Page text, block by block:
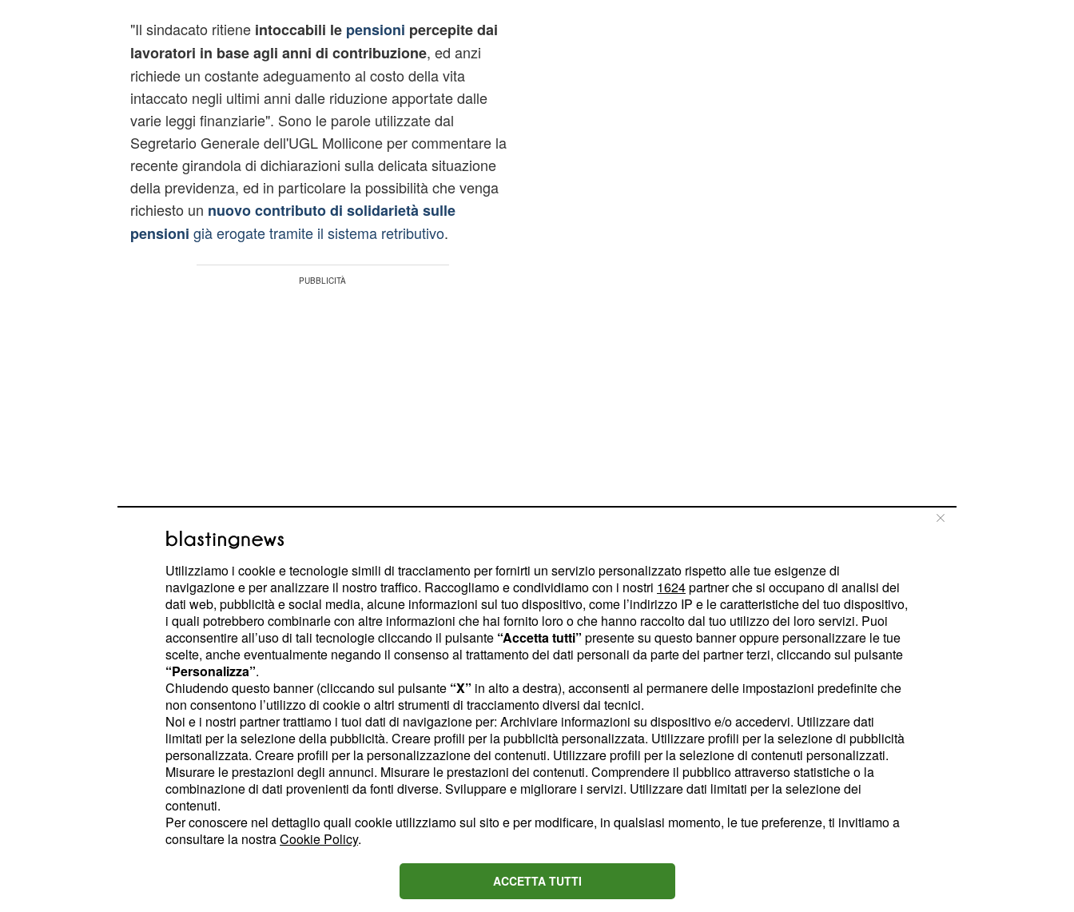
"Il sindacato ritiene intoccabili le pensioni percepite dai
lavoratori in base agli anni di contribuzione, ed anzi
richiede un costante adeguamento al costo della vita
intaccato negli ultimi anni dalle riduzione apportate dalle
varie leggi finanziarie". Sono le parole utilizzate dal
Segretario Generale dell'UGL Mollicone per commentare la
recente girandola di dichiarazioni sulla delicata situazione
della previdenza, ed in particolare la possibilità che venga
richiesto un nuovo contributo di solidarietà sulle
pensioni già erogate tramite il sistema retributivo.
Nel corso delle ultime settimane, Boeri è tornato più volte
sulla questione dell'equità previdenziale, spiegando che
alcune delle pensioni più alte non hanno avuto un reale
corrispettivo rispetto aicontributi effettivamente versati.
Una considerazione che lo ha portato a considerare come
diritti acquisiti solo quelli legati all'effettivo montante
accumulato presso l'Inps, con evidenti conseguenze su
come sarebbe giusto agire in ottica di solidarietà, per
favorire la posizione dei pensionandi e lavoratori più
disagiati.
Cgil Spi chiede a Boeri e Governo di
lasciare in pace le pensioni da
Utilizziamo i cookie e tecnologie simili di tracciamento per fornirti un servizio personalizzato rispetto alle tue esigenze di
navigazione e per analizzare il nostro traffico. Raccogliamo e condividiamo con i nostri 1624partner che si occupano di analisi dei
dati web, pubblicità e social media, alcune informazioni sul tuo dispositivo, come l’indirizzo IP e le caratteristiche del tuo dispositivo,
i quali potrebbero combinarle con altre informazioni che hai fornito loro o che hanno raccolto dal tuo utilizzo dei loro servizi. Puoi
acconsentire all’uso di tali tecnologie cliccando il pulsante “Accetta tutti” presente su questo banner oppure personalizzare le tue
scelte, anche eventualmente negando il consenso al trattamento dei dati personali da parte dei partner terzi, cliccando sul pulsante
“Personalizza”.
Chiudendo questo banner (cliccando sul pulsante “X” in alto a destra), acconsenti al permanere delle impostazioni predefinite che
non consentono l’utilizzo di cookie o altri strumenti di tracciamento diversi dai tecnici.
Noi e i nostri partner trattiamo i tuoi dati di navigazione per: Archiviare informazioni su dispositivo e/o accedervi. Utilizzare dati
limitati per la selezione della pubblicità. Creare profili per la pubblicità personalizzata. Utilizzare profili per la selezione di pubblicità
personalizzata. Creare profili per la personalizzazione dei contenuti. Utilizzare profili per la selezione di contenuti personalizzati.
Misurare le prestazioni degli annunci. Misurare le prestazioni dei contenuti. Comprendere il pubblico attraverso statistiche o la
combinazione di dati provenienti da fonti diverse. Sviluppare e migliorare i servizi. Utilizzare dati limitati per la selezione dei
contenuti.
Per conoscere nel dettaglio quali cookie utilizziamo sul sito e per modificare, in qualsiasi momento, le tue preferenze, ti invitiamo a
consultare la nostraCookie Policy.
ACCETTA TUTTI